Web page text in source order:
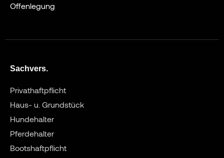
Offenlegung
Sachvers.
Privathaftpflicht
Haus- u. Grundstück
Hundehalter
Pferdehalter
Bootshaftpflicht